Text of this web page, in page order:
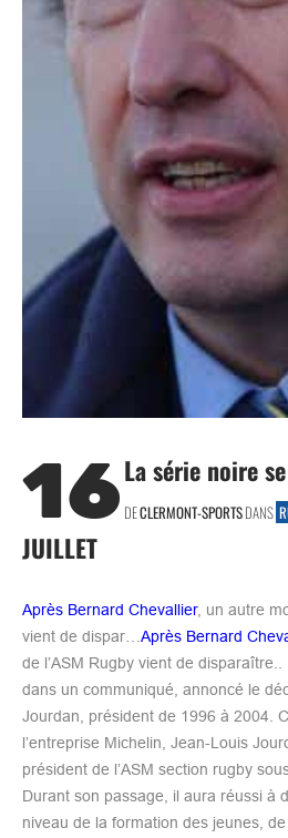
16
JUILLET
La série noire
DECLERMONT-SPORTSDANS
Après Bernard Chevallier, un autre
vient de dispar… Après Bernard
de l’ASM Rugby vient de
dans un communiqué, annoncé le
Jourdan, président de 1996 à 2004.
l’entreprise Michelin, Jean-Louis
président de l’ASM section rugby
Durant son passage, il aura réussi à
niveau de la formation des jeunes,